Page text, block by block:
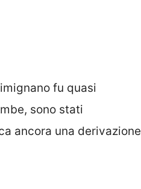
fu quasi
sono stati
ancora una derivazione